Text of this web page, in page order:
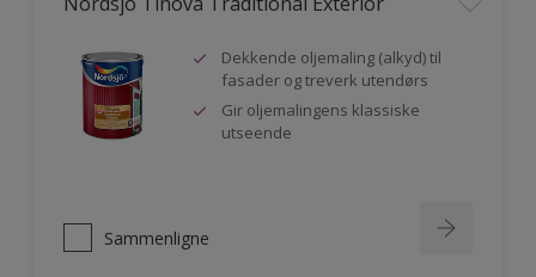
Dekkende oljemaling (alkyd) til
fasader og treverk utendørs
Gir oljemalingens klassiske
utseende
Sammenligne